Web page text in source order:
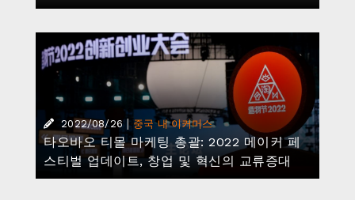
2022/08/26 | 중국 내 이커머스
타오바오 티몰 마케팅 총괄: 2022 메이커 페
스티벌 업데이트, 창업 및 혁신의 교류증대